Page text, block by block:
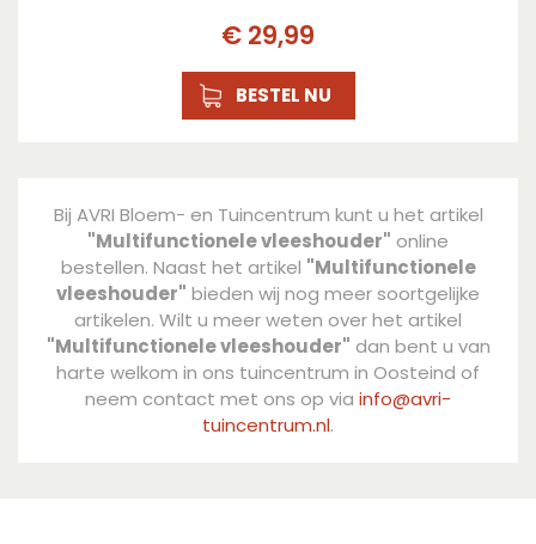
€ 29,99
BESTEL NU
Bij AVRI Bloem- en Tuincentrum kunt u het artikel
"Multifunctionele vleeshouder" online
bestellen. Naast het artikel "Multifunctionele
vleeshouder" bieden wij nog meer soortgelijke
artikelen. Wilt u meer weten over het artikel
"Multifunctionele vleeshouder" dan bent u van
harte welkom in ons tuincentrum in Oosteind of
neem contact met ons op via info@avri-
tuincentrum.nl.